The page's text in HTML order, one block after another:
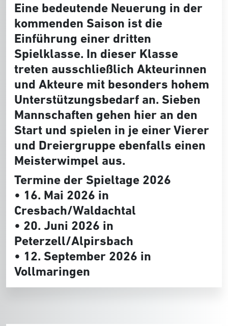
Eine bedeutende Neuerung in der
kommenden Saison ist die
Einführung einer dritten
Spielklasse. In dieser Klasse
treten ausschließlich Akteurinnen
und Akteure mit besonders hohem
Unterstützungsbedarf an. Sieben
Mannschaften gehen hier an den
Start und spielen in je einer Vierer
und Dreiergruppe ebenfalls einen
Meisterwimpel aus.
Termine der Spieltage 2026
• 16. Mai 2026 in
Cresbach/Waldachtal
• 20. Juni 2026 in
Peterzell/Alpirsbach
• 12. September 2026 in
Vollmaringen